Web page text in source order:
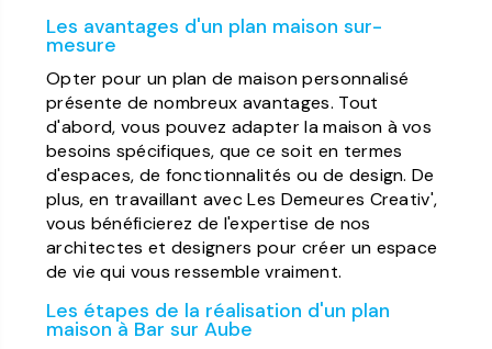
Les avantages d'un plan maison sur-
mesure
Opter pour un plan de maison personnalisé
présente de nombreux avantages. Tout
d'abord, vous pouvez adapter la maison à vos
besoins spécifiques, que ce soit en termes
d'espaces, de fonctionnalités ou de design. De
plus, en travaillant avec Les Demeures Creativ',
vous bénéficierez de l'expertise de nos
architectes et designers pour créer un espace
de vie qui vous ressemble vraiment.
Les étapes de la réalisation d'un plan
maison à Bar sur Aube